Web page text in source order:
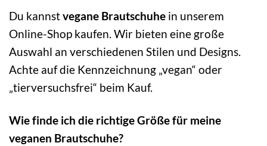
Du kannstvegane Brautschuhe in unserem
Online-Shop kaufen. Wir bieten eine große
Auswahl an verschiedenen Stilen und Designs.
Achte auf die Kennzeichnung „vegan“ oder
„tierversuchsfrei“ beim Kauf.
Wie finde ich die richtige Größe für meine
veganen Brautschuhe?